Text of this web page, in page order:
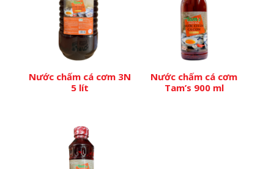
Nước chấm cá cơm 3N
5 lít
Nước chấm cá cơm
Tam’s 900 ml